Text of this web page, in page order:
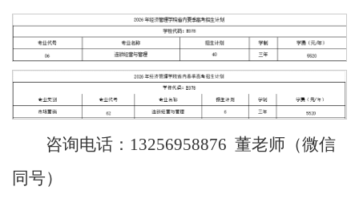
咨询电话：13256958876 董老师（微信
同号）